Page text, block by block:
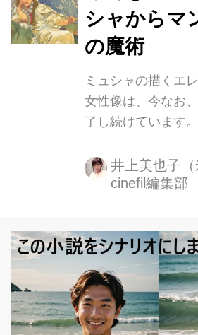
けて、ヨーロッパ
際的な美術運動で
れるような曲線で
術」とも言われ、
をもたらしました
年を記念し、「み
シャからマ
の魔術
ミュシャの描くエ
女性像は、今なお
了し続けています
ール・ヌーヴォー
した アルフォンス
で、19世紀末から
て、ヨーロッパを
的な美術運動です
るような曲線で描
ポスターや装飾パ
井上美也子（
cinefil編集部